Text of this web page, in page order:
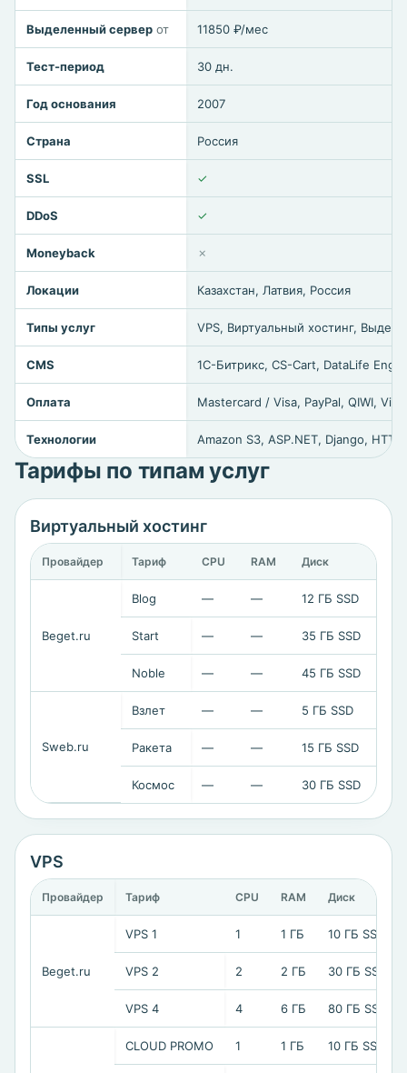
Выделенный сервер от 11850 ₽/мес
Тест-период 30 дн.
Год основания 2007
Страна Россия
SSL ✓
DDoS ✓
Moneyback ✗
Локации Казахстан, Латвия, Россия
Типы услуг VPS, Виртуальный хостинг,
CMS 1C-Битрикс, CS-Cart, DataLife
Оплата Mastercard / Visa, PayPal, QIWI,
Технологии Amazon S3, ASP.NET, Django,
Тарифы по типам услуг
Виртуальный хостинг
Провайдер Тариф CPU RAM Диск
Beget.ru
Blog — — 12 ГБ SSD
Start — — 35 ГБ SSD
Noble — — 45 ГБ SSD
Sweb.ru
Взлет — — 5 ГБ SSD
Ракета — — 15 ГБ SSD
Космос — — 30 ГБ SSD
VPS
Провайдер Тариф CPU RAM Диск
Beget.ru
VPS 1 1 1 ГБ 10 ГБ SSD
VPS 2 2 2 ГБ 30 ГБ SSD
VPS 4 4 6 ГБ 80 ГБ SSD
CLOUD PROMO 1 1 ГБ 10 ГБ SSD